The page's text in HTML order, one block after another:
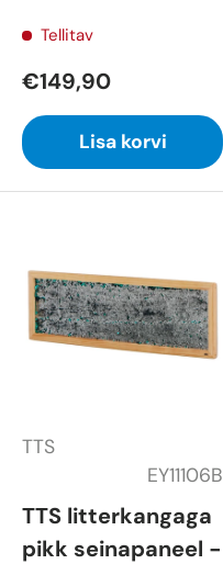
Tellitav
€149,90
Lisa korvi
TTS
EY11106B
TTS litterkangaga
pikk seinapaneel -